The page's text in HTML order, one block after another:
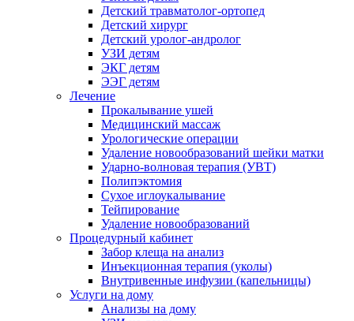
Детский травматолог-ортопед
Детский хирург
Детский уролог-андролог
УЗИ детям
ЭКГ детям
ЭЭГ детям
Лечение
Прокалывание ушей
Медицинский массаж
Урологические операции
Удаление новообразований шейки матки
Ударно-волновая терапия (УВТ)
Полипэктомия
Сухое иглоукалывание
Тейпирование
Удаление новообразований
Процедурный кабинет
Забор клеща на анализ
Инъекционная терапия (уколы)
Внутривенные инфузии (капельницы)
Услуги на дому
Анализы на дому